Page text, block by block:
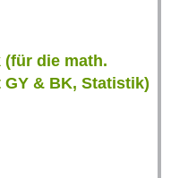
die math.
& BK, Statistik)